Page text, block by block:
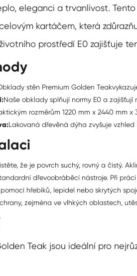
eleganci a trvanlivost.
kartáčem, která
prostředí E0 zajišťuje
stěn Premium Golden Teak
Naše obklady splňují normy E0 a zajišťují
rozměrům 1220 mm x 2440 mm
Lakovaná dřevěná dýha zvyšuje vzhled
že je povrch suchý, rovný a čistý.
dřevoobráběcí nástroje. Při
hřebíků, lepidel nebo skrytých
zejména ve vlhkých oblastech,
Teak jsou ideální pro